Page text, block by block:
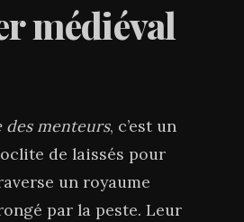
médiéval
des menteurs, c’est un
de laissés pour
un royaume
par la peste. Leur